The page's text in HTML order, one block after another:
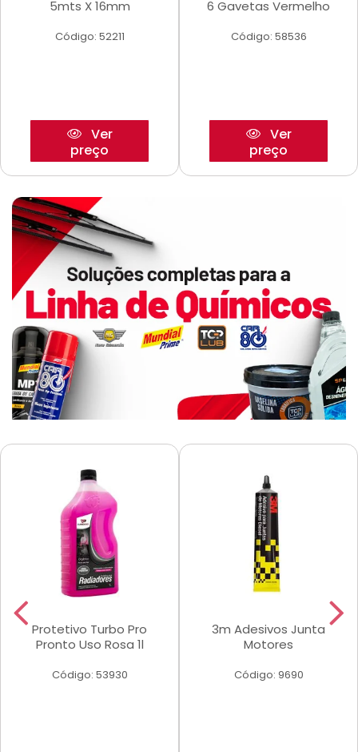
5mts X 16mm
Código: 52211
Ver
preço
6 Gavetas Vermelho
Código: 58536
Ver
preço
Protetivo Turbo Pro
Pronto Uso Rosa 1l
Código: 53930
3m Adesivos Junta
Motores
Código: 9690